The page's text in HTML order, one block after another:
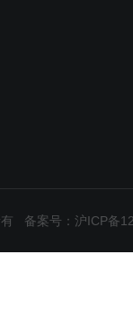
有 备案号：沪ICP备